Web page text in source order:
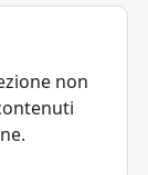
non